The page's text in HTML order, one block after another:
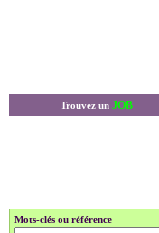
Trouvez un JOB
Mots-clés ou référence